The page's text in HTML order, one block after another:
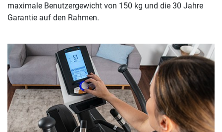
maximale Benutzergewicht von 150 kg und die 30 Jahre
Garantie auf den Rahmen.